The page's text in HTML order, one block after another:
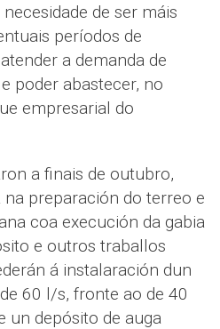
de ser máis
períodos de
a demanda de
poder abastecer, no
empresarial do
a finais de outubro,
preparación do terreo e
coa execución da gabia
e outros traballos
á instalaración dun
60 l/s, fronte ao de 40
un depósito de auga